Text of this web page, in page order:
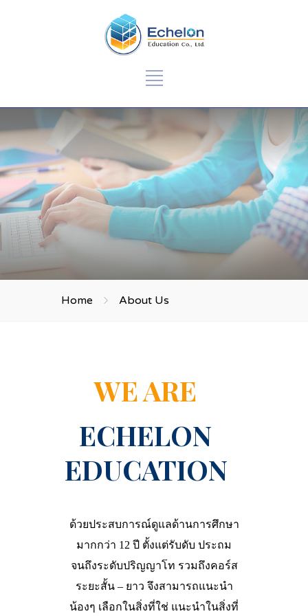
Home About Us
WE ARE
ECHELON
EDUCATION
ด้วยประสบการณ์ดูแลด้านการศึกษา
มากกว่า 12 ปี ตั้งแต่รับดับ ประถม
จนถึงระดับปริญญาโท รวมถึงคอร์ส
ระยะสั้น– ยาว จึงสามารถแนะนำ
น้องๆ เลือกในสิ่งที่ใช่ แนะนำในสิ่งที่